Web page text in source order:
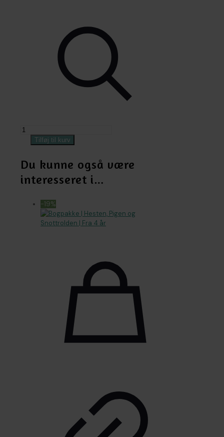
Hesten,
Pigen
Malebog
Tilføj til kurv
Du kunne også være
interesseret i…
-19%